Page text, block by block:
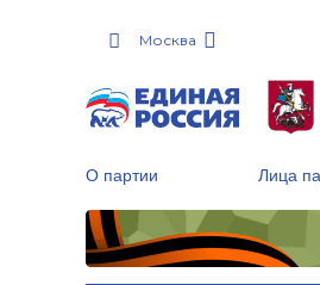
Москва
О партии Лица